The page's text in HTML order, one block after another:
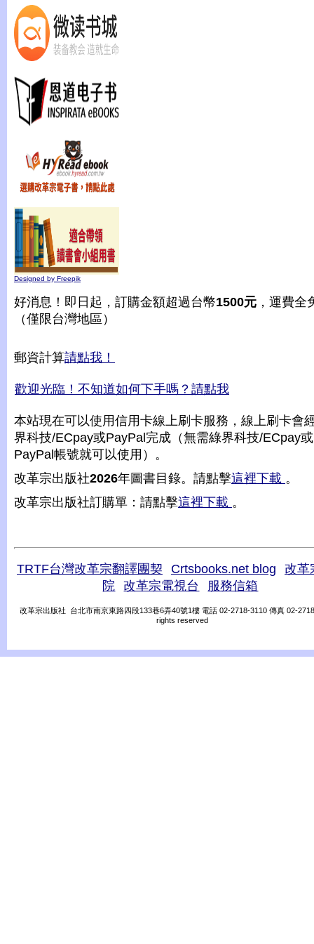
Designed by Freepik
好消息！即日起，訂購金額超過台幣1500元 ，運費全
（僅限台灣地區）
郵資計算請點我！
歡迎光臨！不知道如何下手嗎？請點我
本站現在可以使用信用卡線上刷卡服務，線上刷卡會
界科技/ECpay或PayPal完成（無需綠界科技/ECpay或
PayPal帳號就可以使用）。
改革宗出版社2026年圖書目錄。請點擊這裡下載 。
改革宗出版社訂購單：請點擊這裡下載 。
TRTF台灣改革宗翻譯團契 Crtsbooks.net blog
改革
院
改革宗電視台 服務信箱
改革宗出版社 台北市南京東路四段133巷6弄40號1樓 電話 02-2718-3110 傳真 02-
rights reserved